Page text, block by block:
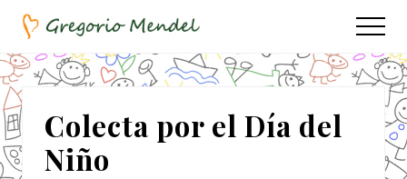
Menu
Saltar
contenido
principal
Saltar
la
barra
lateral
principal
Asociación
Civil
Menu
Colecta por el Día del
Niño